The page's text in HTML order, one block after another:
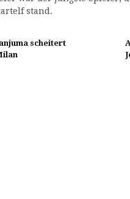
stand.
scheitert